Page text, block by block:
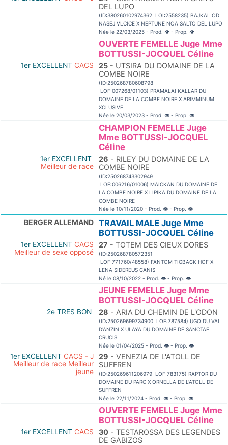
DEL LUPO
(ID:380260102974362 LOI:2558235) BAJKAL OD
NASEJ VLCICE X NEPTUNE NOA SALTO DEL LUPO
Née le 22/03/2025 - Prod. 👁 - Prop. 👁
OUVERTE FEMELLE Juge Mme
BOTTUSSI-JOCQUEL Céline
1er EXCELLENT CACS 25 - UTSIRA DU DOMAINE DE LA
COMBE NOIRE
(ID:250268780608798
LOF:007268/01103) PRAMALAI KALLAR DU
DOMAINE DE LA COMBE NOIRE X ARIMMINUM
XCLUSIVE
Née le 20/03/2023 - Prod. 👁 - Prop. 👁
CHAMPION FEMELLE Juge
Mme BOTTUSSI-JOCQUEL
Céline
1er EXCELLENT
Meilleur de race
26 - RILEY DU DOMAINE DE LA
COMBE NOIRE
(ID:250268743302949
LOF:006216/01006) MAICKAN DU DOMAINE DE
LA COMBE NOIRE X LIPIKA DU DOMAINE DE LA
COMBE NOIRE
Née le 10/11/2020 - Prod. 👁 - Prop. 👁
BERGER ALLEMAND TRAVAIL MALE Juge Mme
BOTTUSSI-JOCQUEL Céline
1er EXCELLENT CACS
Meilleur de sexe opposé
27 - TOTEM DES CIEUX DORES
(ID:250268780572351
LOF:771760/48558) FANTOM TIGBACK HOF X
LENA SIDEREUS CANIS
Né le 08/10/2022 - Prod. 👁 - Prop. 👁
JEUNE FEMELLE Juge Mme
BOTTUSSI-JOCQUEL Céline
2e TRES BON 28 - ARIA DU CHEMIN DE L'ODON
(ID:250269699734900 LOF:787584) UGO DU VAL
D'ANZIN X ULAYA DU DOMAINE DE SANCTAE
CRUCIS
Née le 01/04/2025 - Prod. 👁 - Prop. 👁
1er EXCELLENT CACS - J
Meilleur de race Meilleur
jeune
29 - VENEZIA DE L'ATOLL DE
SUFFREN
(ID:250269611206979 LOF:783175) RAPTOR DU
DOMAINE DU PARC X ORNELLA DE L'ATOLL DE
SUFFREN
Née le 22/11/2024 - Prod. 👁 - Prop. 👁
OUVERTE FEMELLE Juge Mme
BOTTUSSI-JOCQUEL Céline
1er EXCELLENT CACS 30 - TESTAROSSA DES LEGENDES
DE GABIZOS